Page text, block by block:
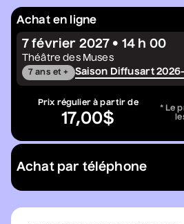
Grèn Sémé
13 août 2026• 20 h
Cour intérieure de
• Zones
Cour intérieure de
Achat en ligne
Acheter votre billet
7 février 2027 • 14 h 00
Théâtre des Muses
7 ans et + Saison Diffusart
Prix régulier à partir de
17,00$
* Le
Achat par téléphone